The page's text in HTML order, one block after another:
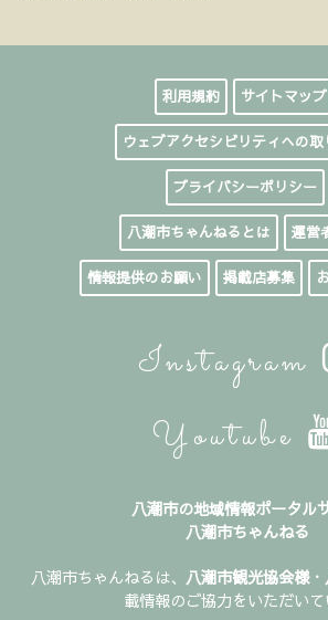
利用規約 サイトマップ
ウェブアクセシビリティへの取
プライバシーポリシー
八潮市ちゃんねるとは 運営
情報提供のお願い 掲載店募集
Instagram
Youtube
八潮市の地域情報ポータル
八潮市ちゃんねる
八潮市ちゃんねるは、 八潮市観光協会様・
載情報のご協力をいただい